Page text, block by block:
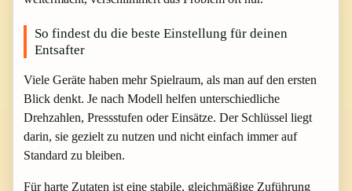
So findest du die beste Einstellung für deinen
Entsafter
Viele Geräte haben mehr Spielraum, als man auf den ersten
Blick denkt. Je nach Modell helfen unterschiedliche
Drehzahlen, Pressstufen oder Einsätze. Der Schlüssel liegt
darin, sie gezielt zu nutzen und nicht einfach immer auf
Standard zu bleiben.
Für harte Zutaten ist eine stabile, gleichmäßige Zuführung